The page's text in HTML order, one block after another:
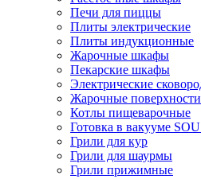
Печи для пиццы
Плиты электрические
Плиты индукционные
Жарочные шкафы
Пекарские шкафы
Электрические
Жарочные поверхности
Котлы пищеварочные
Готовка в вакууме
Грили для кур
Грили для шаурмы
Грили прижимные